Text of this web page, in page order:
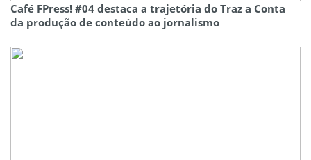
Café FPress! #04 destaca a trajetória do Traz a Conta
da produção de conteúdo ao jornalismo